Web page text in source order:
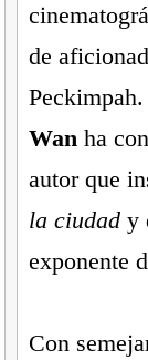
de
Wanha
autor que
la ciudady
exponente
Con